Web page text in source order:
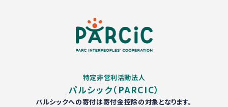
特定非営利活動法人
パルシック（PARCIC）
パルシックへの寄付は寄付金控除の対象となります。